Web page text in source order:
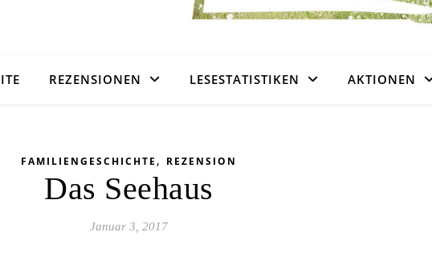
REZENSIONEN LESESTATISTIKEN AKTIONEN
FAMILIENGESCHICHTE , REZENSION
Das Seehaus
Januar 3, 2017